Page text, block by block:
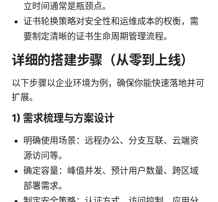
立时间通常是瓶颈点。
证书轮换策略对安全性和运维成本的权衡，需
要制定清晰的证书生命周期管理流程。
详细的搭建步骤（从零到上线）
以下步骤以企业环境为例，确保你能快速落地并可
扩展。
1) 需求梳理与方案设计
明确使用场景：远程办公、分支互联、云端资
源访问等。
确定容量：峰值并发、预计用户数量、跨区域
部署需求。